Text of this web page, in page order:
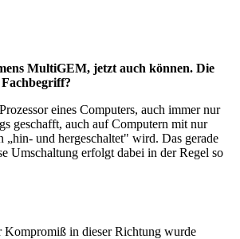
MultiGEM, jetzt auch können. Die
eines Computers, auch immer nur
geschafft, auch auf Computern mit nur
„hin- und hergeschaltet" wird. Das gerade
Umschaltung erfolgt dabei in der Regel so
Kompromiß in dieser Richtung wurde